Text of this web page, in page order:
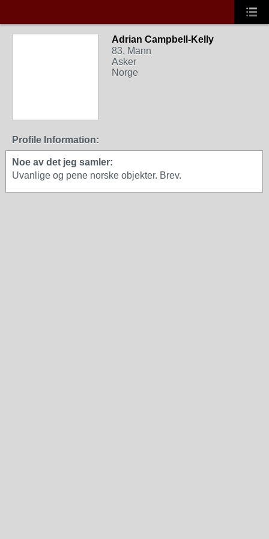
Adrian Campbell-Kelly
83, Mann
Asker
Norge
Profile Information:
Noe av det jeg samler:
Uvanlige og pene norske objekter. Brev.